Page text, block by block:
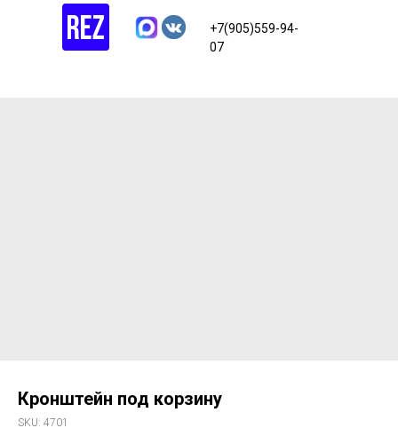
+7(905)559-94-
07
Кронштейн под корзину
SKU: 4701